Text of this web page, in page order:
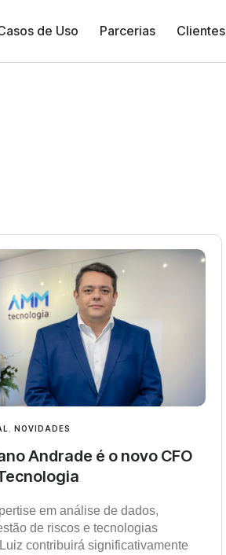
de Uso Parcerias Clientes
, NOVIDADES
Andrade é o novo CFO
em análise de dados,
de riscos e tecnologias
contribuirá significativamente